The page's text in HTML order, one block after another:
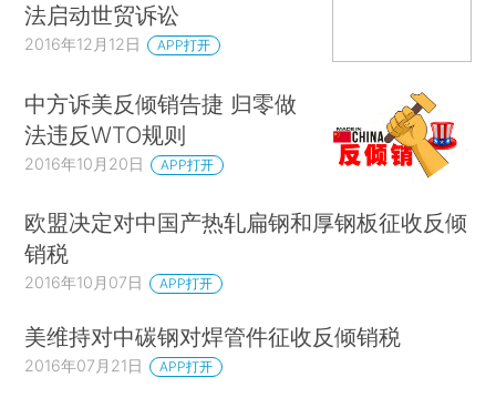
法启动世贸诉讼
2016年12月12日 APP打开
中方诉美反倾销告捷 归零做
法违反WTO规则
2016年10月20日 APP打开
欧盟决定对中国产热轧扁钢和厚钢板征收反倾
销税
2016年10月07日 APP打开
美维持对中碳钢对焊管件征收反倾销税
2016年07月21日 APP打开